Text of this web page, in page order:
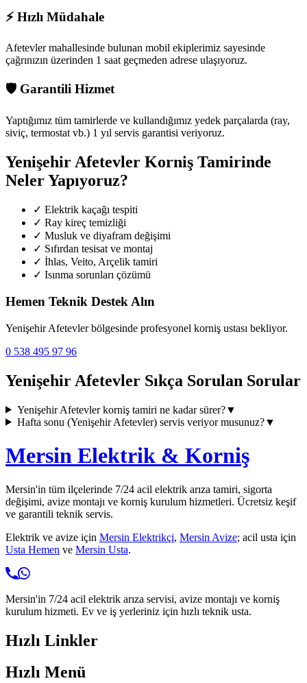
⚡ Hızlı Müdahale
Afetevler mahallesinde bulunan mobil ekiplerimiz sayesinde
çağrınızın üzerinden 1 saat geçmeden adrese ulaşıyoruz.
🛡️ Garantili Hizmet
Yaptığımız tüm tamirlerde ve kullandığımız yedek parçalarda (ray,
siviç, termostat vb.) 1 yıl servis garantisi veriyoruz.
Yenişehir Afetevler Korniş Tamirinde
Neler Yapıyoruz?
✓ Elektrik kaçağı tespiti
✓ Ray kireç temizliği
✓ Musluk ve diyafram değişimi
✓ Sıfırdan tesisat ve montaj
✓ İhlas, Veito, Arçelik tamiri
✓ Isınma sorunları çözümü
Hemen Teknik Destek Alın
Yenişehir Afetevlerbölgesinde profesyonel korniş ustası bekliyor.
0 538 495 97 96
Yenişehir Afetevler Sıkça Sorulan Sorular
Yenişehir Afetevlerkorniş tamiri ne kadar sürer?▼
Hafta sonu (Yenişehir Afetevler) servis veriyor musunuz?▼
Mersin Elektrik & Korniş
Mersin'in tüm ilçelerinde 7/24 acil elektrik arıza tamiri, sigorta
değişimi, avize montajı ve korniş kurulum hizmetleri. Ücretsiz keşif
ve garantili teknik servis.
Elektrik ve avize için Mersin Elektrikçi, Mersin Avize; acil usta için
Usta Hemen ve Mersin Usta.
Mersin'in 7/24 acil elektrik arıza servisi, avize montajı ve korniş
kurulum hizmeti. Ev ve iş yerleriniz için hızlı teknik usta.
Hızlı Linkler
Hızlı Menü